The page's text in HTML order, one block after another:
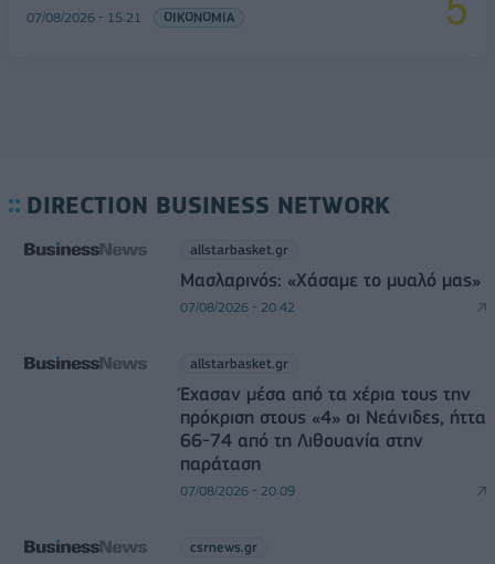
07/08/2026 - 15:21 ΟΙΚΟΝΟΜΙΑ
DIRECTION BUSINESS NETWORK
allstarbasket.gr
Μασλαρινός: «Χάσαμε το μυαλό μας»
07/08/2026 - 20:42
allstarbasket.gr
Έχασαν μέσα από τα χέρια τους την
πρόκριση στους «4» οι Νεάνιδες, ήττα
66-74 από τη Λιθουανία στην
παράταση
07/08/2026 - 20:09
csrnews.gr